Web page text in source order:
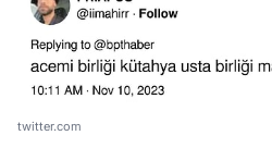
twitter.com